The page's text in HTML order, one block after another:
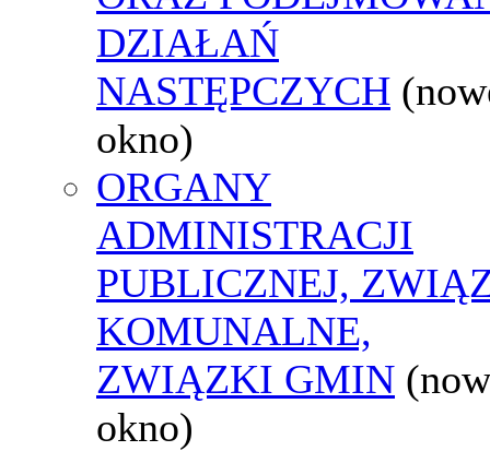
DZIAŁAŃ
NASTĘPCZYCH
okno)
ORGANY
ADMINISTRACJI
PUBLICZNEJ,
KOMUNALNE,
ZWIĄZKI GMIN
okno)